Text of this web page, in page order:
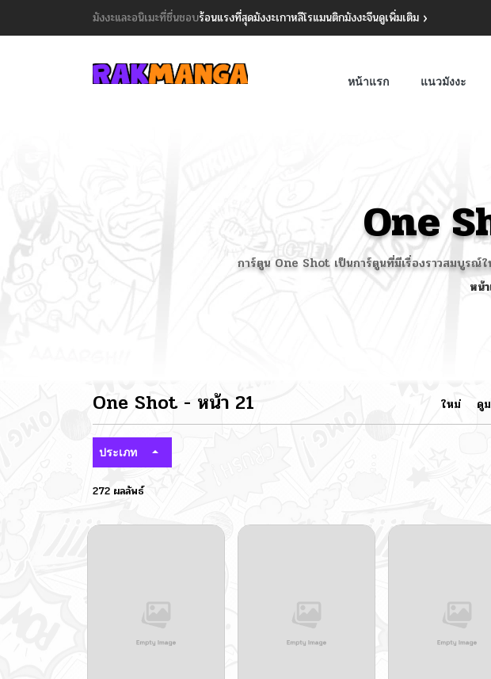
มังงะและอนิเมะที่ชื่นชอบร้อนแรงที่สุดมังงะเกาหลีโรแมนติกมังงะจีนดูเพิ่มเติม
หน้าแรก แนวมังงะ
One
การ์ตูน One Shot เป็นการ์ตูนที่มีเรื่องราวสมบูรณ์
หน้
One Shot - หน้า 21 ใหม่ ดู
ประเภท
272 ผลลัพธ์